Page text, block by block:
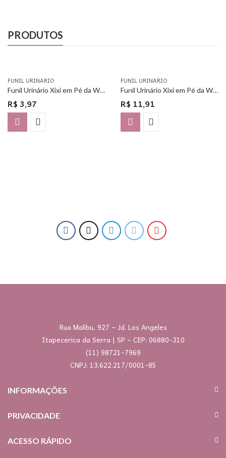
PRODUTOS
FUNIL URINARIO
Funil Urinário Xixi em Pé da Woman Free – Unitário
R$3,97
FUNIL URINARIO
Funil Urinário Xixi em Pé da Woman Free – Com 3 Unidades
R$ 11,91
Rua Malibu, 927 – Jd. Los Angeles
Itapecerica da Serra | SP – CEP: 06880-310
(11) 98721-7969
CNPJ: 13.622.217/0001-85
INFORMAÇÕES
PRIVACIDADE
ACESSO RÁPIDO